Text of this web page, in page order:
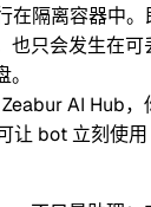
在隔离容器中。
也只会发生在
。
Zeabur AI Hub，
让 bot 立刻使